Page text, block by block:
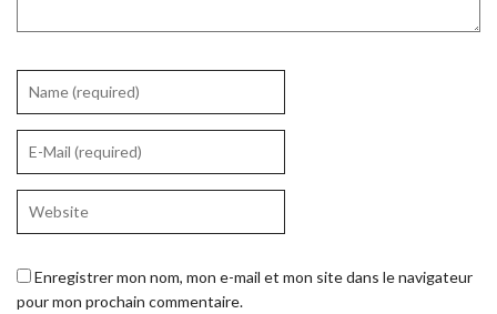
Enregistrer mon nom, mon e-mail et mon site dans le navigateur
pour mon prochain commentaire.